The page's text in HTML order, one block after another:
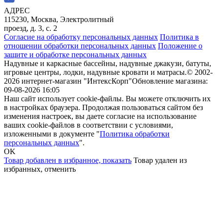
АДРЕС
115230, Москва, Электролитный
проезд, д. 3, с. 2
Согласие на обработку персональных данных Политика в
отношении обработки персональных данных Положение о
защите и обработке персональных данных
Надувные и каркасные бассейны, надувные джакузи, батуты,
игровые центры, лодки, надувные кровати и матрасы.© 2002-
2026 интернет-магазин "ИнтексКорп"Обновление магазина:
09-08-2026 16:05
Наш сайт использует cookie-файлы. Вы можете отключить их
в настройках браузера. Продолжая пользоваться сайтом без
изменения настроек, вы даете согласие на использование
ваших cookie-файлов в соответствии с условиями,
изложенными в документе "Политика обработки
персональных данных".
OK
Товар добавлен в избранное, показать Товар удален из
избранных, отменить